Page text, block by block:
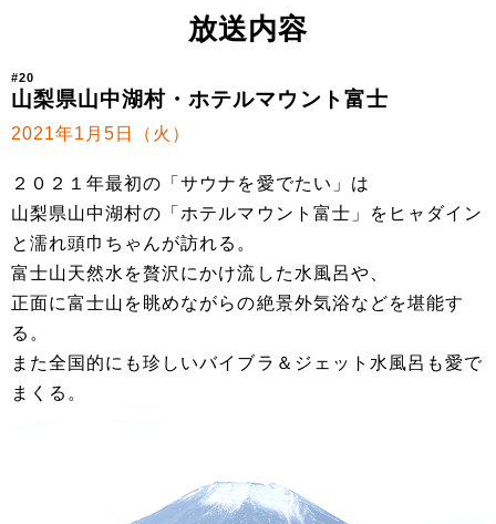
放送内容
#20
山梨県山中湖村・ホテルマウント富士
2021年1月5日（火）
２０２１年最初の「サウナを愛でたい」は
山梨県山中湖村の「ホテルマウント富士」をヒャダイン
と濡れ頭巾ちゃんが訪れる。
富士山天然水を贅沢にかけ流した水風呂や、
正面に富士山を眺めながらの絶景外気浴などを堪能す
る。
また全国的にも珍しいバイブラ＆ジェット水風呂も愛で
まくる。